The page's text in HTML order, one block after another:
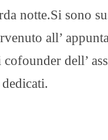
notte.Si sono
all’
dell’